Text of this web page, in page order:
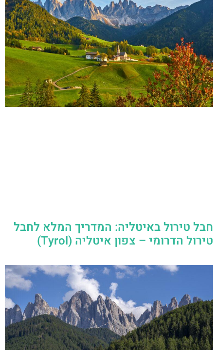
חבל טירול באיטליה: המדריך המלא לחבל
טירול הדרומי – צפון איטליה (Tyrol)